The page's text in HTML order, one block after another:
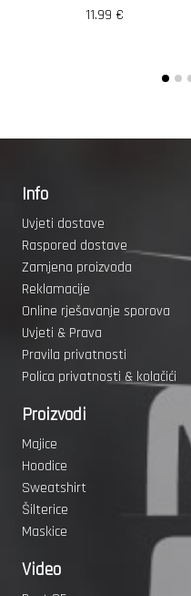
11.99 €
Info
Uvjeti dostave
Raspored dostave
Zamjena proizvoda
Reklamacije
Online rješavanje sporova
Uvjeti & Prava
Pravila privatnosti
Polica privatnosti & kolačići
Proizvodi
Majice
Hoodice
Sweatshirt
Šilterice
Maskice
Video